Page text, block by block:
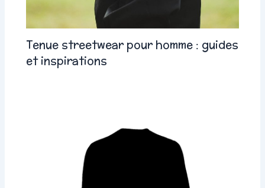
Tenue streetwear pour homme : guides
et inspirations